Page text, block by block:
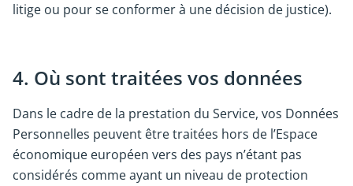
litige ou pour se conformer à une décision de justice).
4. Où sont traitées vos données
Dans le cadre de la prestation du Service, vos Données
Personnelles peuvent être traitées hors de l’Espace
économique européen vers des pays n’étant pas
considérés comme ayant un niveau de protection